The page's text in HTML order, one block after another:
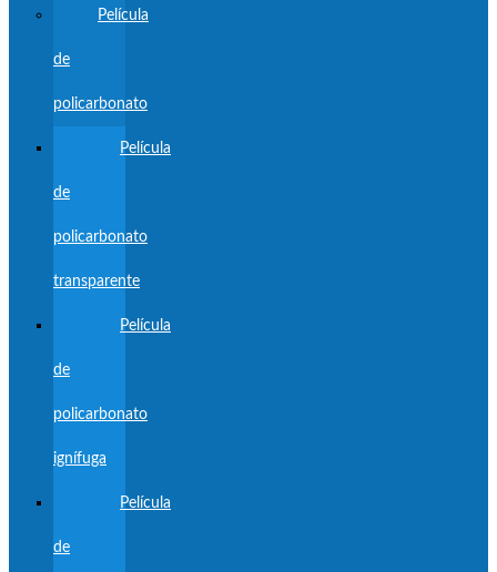
Película
de
policarbonato
Película
de
policarbonato
transparente
Película
de
policarbonato
ignífuga
Película
de